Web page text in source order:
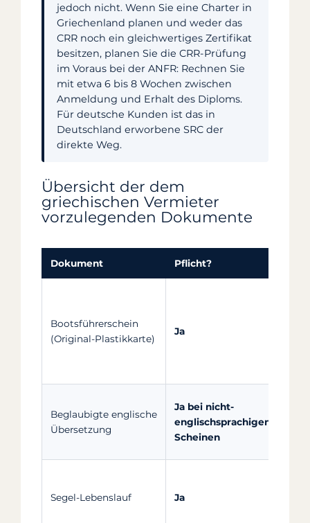
jedoch nicht. Wenn Sie eine Charter in
Griechenland planen und weder das
CRR noch ein gleichwertiges Zertifikat
besitzen, planen Sie die CRR-Prüfung
im Voraus bei der ANFR: Rechnen Sie
mit etwa 6 bis 8 Wochen zwischen
Anmeldung und Erhalt des Diploms.
Für deutsche Kunden ist das in
Deutschland erworbene SRC der
direkte Weg.
Übersicht der dem
griechischen Vermieter
vorzulegenden Dokumente
Dokument Pflicht?
Bootsführerschein
(Original-Plastikkarte)
Ja
Beglaubigte englische
Übersetzung
Ja bei nicht-
englischsprachigen
Scheinen
Segel-Lebenslauf Ja